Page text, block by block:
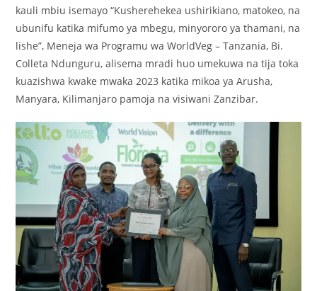
kauli mbiu isemayo “Kusherehekea ushirikiano, matokeo, na
ubunifu katika mifumo ya mbegu, minyororo ya thamani, na
lishe”, Meneja wa Programu wa WorldVeg – Tanzania, Bi.
Colleta Ndunguru, alisema mradi huo umekuwa na tija toka
kuazishwa kwake mwaka 2023 katika mikoa ya Arusha,
Manyara, Kilimanjaro pamoja na visiwani Zanzibar.